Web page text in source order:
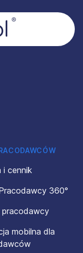
i cennik
360°
pracodawcy
mobilna dla